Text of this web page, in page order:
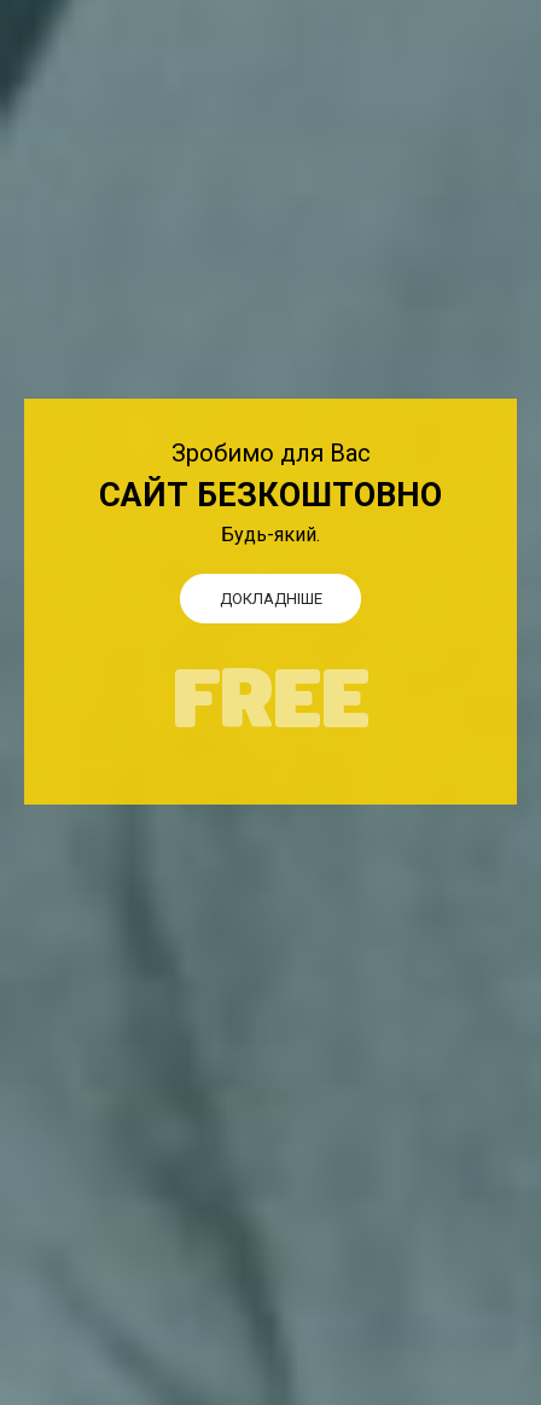
Зробимо для Вас
САЙТ БЕЗКОШТОВНО
Будь-який.
FREE
ДОКЛАДНІШЕ